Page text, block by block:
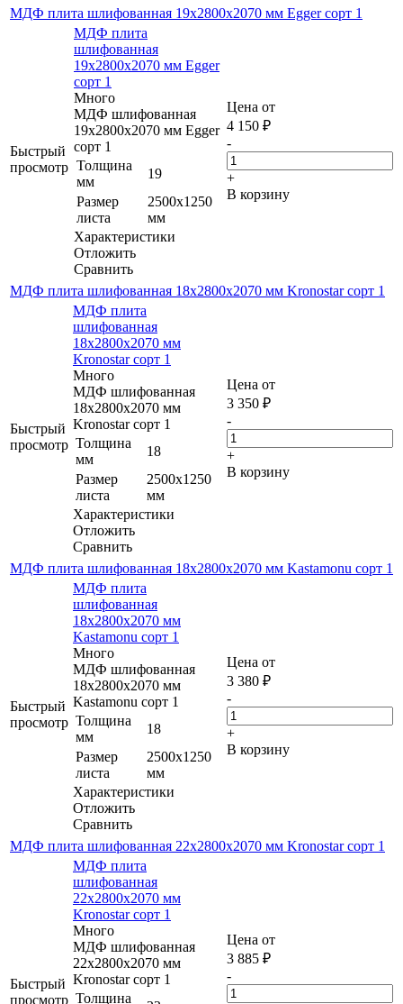
МДФ плита шлифованная 19х2800х2070 мм Egger сорт 1
Быстрый
просмотр
МДФ плита
шлифованная
19х2800х2070 мм Egger
сорт 1
Много
МДФ шлифованная
19х2800х2070 мм Egger
сорт 1
Толщина
мм
19
Размер
листа
2500х1250
мм
Характеристики
Отложить
Сравнить
Цена от
4 150 ₽
-
+
В корзину
МДФ плита шлифованная 18х2800х2070 мм Kronostar сорт 1
Быстрый
просмотр
МДФ плита
шлифованная
18х2800х2070 мм
Kronostar сорт 1
Много
МДФ шлифованная
18х2800х2070 мм
Kronostar сорт 1
Толщина
мм
18
Размер
листа
2500х1250
мм
Характеристики
Отложить
Сравнить
Цена от
3 350 ₽
-
+
В корзину
МДФ плита шлифованная 18х2800х2070 мм Kastamonu сорт 1
Быстрый
просмотр
МДФ плита
шлифованная
18х2800х2070 мм
Kastamonu сорт 1
Много
МДФ шлифованная
18х2800х2070 мм
Kastamonu сорт 1
Толщина
мм
18
Размер
листа
2500х1250
мм
Характеристики
Отложить
Сравнить
Цена от
3 380 ₽
-
+
В корзину
МДФ плита шлифованная 22х2800х2070 мм Kronostar сорт 1
Быстрый
просмотр
МДФ плита
шлифованная
22х2800х2070 мм
Kronostar сорт 1
Много
МДФ шлифованная
22х2800х2070 мм
Kronostar сорт 1
Толщина
Цена от
3 885 ₽
-